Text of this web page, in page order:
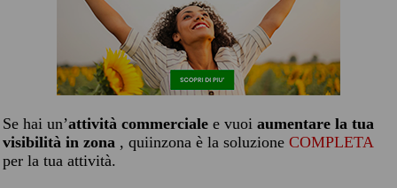
Se hai un’attività commerciale e vuoi aumentare la tua
visibilità in zona , quiinzona è la soluzione COMPLETA
per la tua attività.